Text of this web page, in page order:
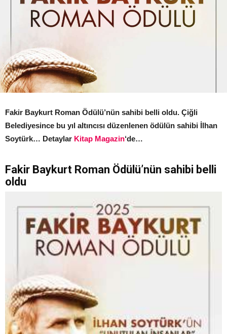
Fakir Baykurt Roman Ödülü’nün sahibi belli oldu. Çiğli
Belediyesince bu yıl altıncısı düzenlenen ödülün sahibi İlhan
Soytürk… Detaylar Kitap Magazin‘de…
Fakir Baykurt Roman Ödülü’nün sahibi belli
oldu